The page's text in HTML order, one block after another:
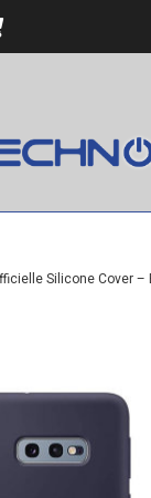
Silicone Cover –